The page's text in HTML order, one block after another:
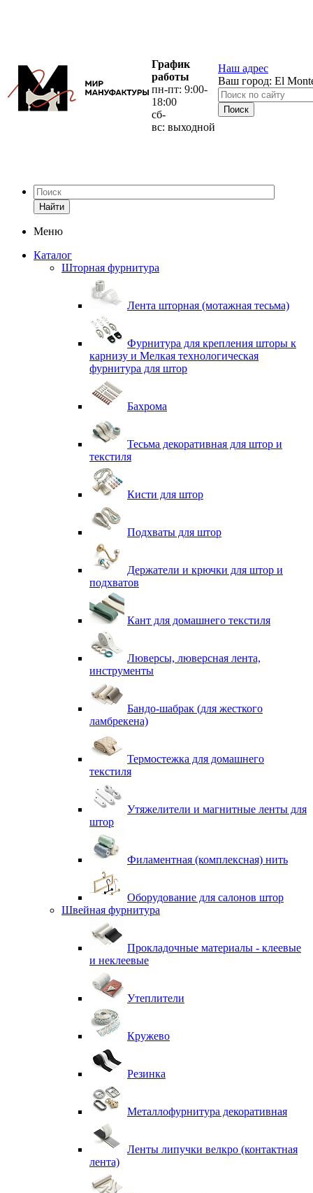
График
работы
пн-пт: 9:00-
18:00
сб-
вс: выходной
Наш адрес
Ваш город: El
Найти
Меню
Каталог
Шторная фурнитура
Лента шторная (мотажная тесьма)
Фурнитура для крепления шторы к
карнизу и Мелкая технологическая
фурнитура для штор
Бахрома
Тесьма декоративная для штор и
текстиля
Кисти для штор
Подхваты для штор
Держатели и крючки для штор и
подхватов
Кант для домашнего текстиля
Люверсы, люверсная лента,
инструменты
Бандо-шабрак (для жесткого
ламбрекена)
Термостежка для домашнего
текстиля
Утяжелители и магнитные ленты для
штор
Филаментная (комплексная) нить
Оборудование для салонов штор
Швейная фурнитура
Прокладочные материалы - клеевые
и неклеевые
Утеплители
Кружево
Резинка
Металлофурнитура декоративная
Ленты липучки велкро (контактная
лента)